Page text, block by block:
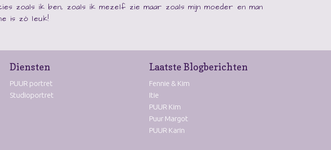
zoals ik ben, zoals ik mezelf zie maar zoals mijn moeder en man
is zó leuk!
Diensten
PUUR portret
Studioportret
Laatste Blogberichten
Fennie & Kim
Itie
PUUR Kim
Puur Margot
PUUR Karin